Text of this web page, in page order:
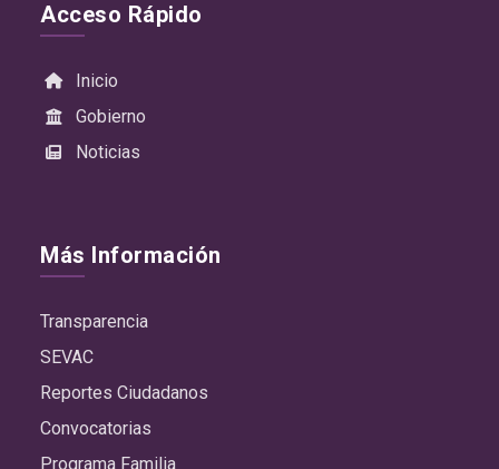
Acceso Rápido
Inicio
Gobierno
Noticias
Más Información
Transparencia
SEVAC
Reportes Ciudadanos
Convocatorias
Programa Familia